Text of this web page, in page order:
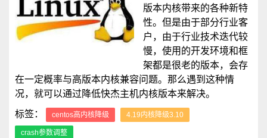
版本内核带来的各种新特
性。但是由于部分行业客
户，由于行业技术迭代较
慢，使用的开发环境和框
架都是很老的版本，会存
在一定概率与高版本内核兼容问题。那么遇到这种情
况，就可以通过降低快杰主机内核版本来解决。
标签：
centos高内核降级 4.19内核降级3.10
crash参数调整